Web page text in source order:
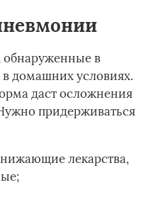
в
в домашних условиях.
даст осложнения
придерживаться
лекарства,